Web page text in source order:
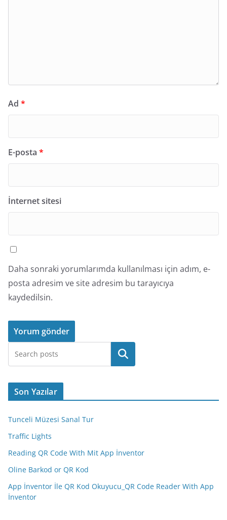
Ad *
E-posta *
İnternet sitesi
Daha sonraki yorumlarımda kullanılması için adım, e-
posta adresim ve site adresim bu tarayıcıya
kaydedilsin.
Ara
Son Yazılar
Tunceli Müzesi Sanal Tur
Traffic Lights
Reading QR Code With Mit App İnventor
Oline Barkod or QR Kod
App İnventor İle QR Kod Okuyucu_QR Code Reader With App
İnventor